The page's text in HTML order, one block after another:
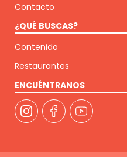
Contacto
¿QUÉ BUSCAS?
Contenido
Restaurantes
ENCUÉNTRANOS